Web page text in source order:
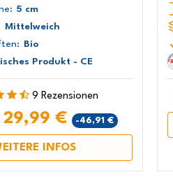
5 cm
Mittelweich
Bio
Produkt - CE
9 Rezensionen
29,99 € -46,91 €
INFOS